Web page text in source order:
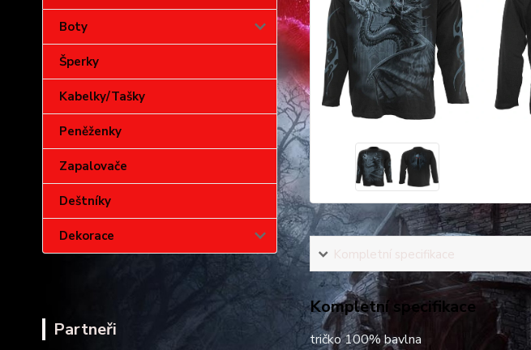
Boty
Šperky
Kabelky/Tašky
Peněženky
Zapalovače
Deštníky
Dekorace
Partneři
Kompletní specifikace
Kompletní specifikace
tričko 100% bavlna